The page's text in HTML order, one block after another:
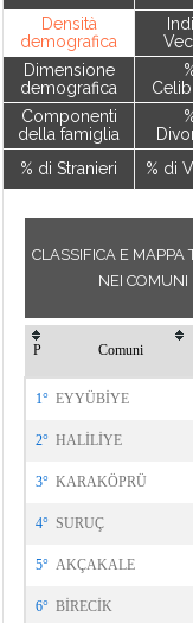
Densità
demografica
Dimensione
demografica
Componenti
della famiglia
% di Stranieri
% di
CLASSIFICA E MAPPA
NEI
P Comuni
1° EYYÜBİYE
2° HALİLİYE
3° KARAKÖPRÜ
4° SURUÇ
5° AKÇAKALE
6° BİRECİK